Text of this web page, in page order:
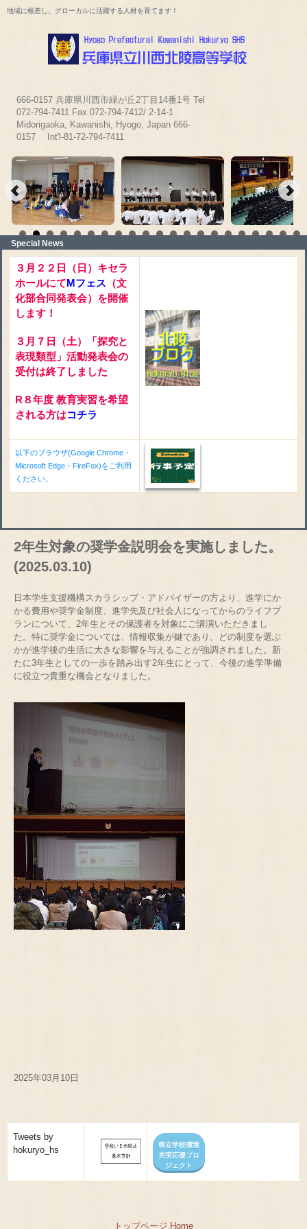
地域に根差し、グローカルに活躍する人材を育てます！
666-0157 兵庫県川西市緑が丘2丁目14番1号 Tel
072-794-7411 Fax 072-794-7412/ 2-14-1
Midorigaoka, Kawanishi, Hyogo, Japan 666-
0157 Int'l-81-72-794-7411
Special News
３月２２日（日）キセラ
ホールにてMフェス （文
化部合同発表会）を開催
します！
３月７日（土）「探究と
表現類型」活動発表会の
受付は終了しました
R８年度 教育実習を希望
される方はコチラ
以下のブラウザ(Google Chrome・
Microsoft Edge・FireFox)をご利用
ください。
2年生対象の奨学金説明会を実施しました。
(2025.03.10)
日本学生支援機構スカラシップ・アドバイザーの方より、進学にか
かる費用や奨学金制度、進学先及び社会人になってからのライフプ
ランについて、2年生とその保護者を対象にご講演いただきまし
た。特に奨学金については、情報収集が鍵であり、どの制度を選ぶ
かが進学後の生活に大きな影響を与えることが強調されました。新
たに3年生としての一歩を踏み出す2年生にとって、今後の進学準備
に役立つ貴重な機会となりました。
2025年03月10日
Tweets by
hokuryo_hs
県立学校環境
充実応援プロ
ジェクト
トップページ Home